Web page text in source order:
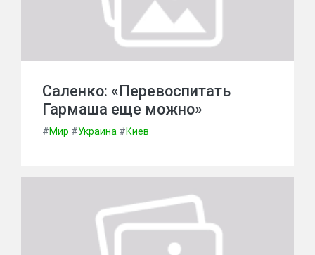
Саленко: «Перевоспитать
Гармаша еще можно»
#Мир #Украина #Киев